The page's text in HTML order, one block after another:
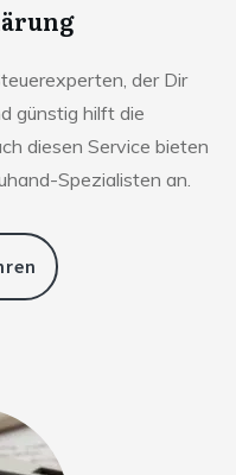
der Dir
günstig hilft die
diesen Service bieten
Spezialisten an.